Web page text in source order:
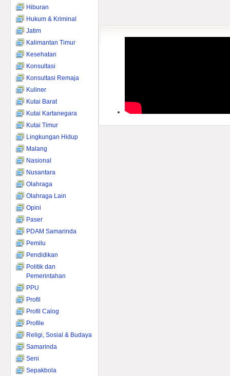
Hiburan
Hukum & Kriminal
Jatim
Kalimantan Timur
Kesehatan
Konsultasi
Konsultasi Remaja
Kuliner
Kutai Barat
Kutai Kartanegara
Kutai Timur
Lingkungan Hidup
Malang
Nasional
Nusantara
Olahraga
Olahraga Lain
Opini
Paser
PDAM Samarinda
Pemilu
Pendidikan
Politik dan
Pemerintahan
PPU
Profil
Profil Calog
Profile
Religi, Sosial & Budaya
Samarinda
Seni
Sepakbola